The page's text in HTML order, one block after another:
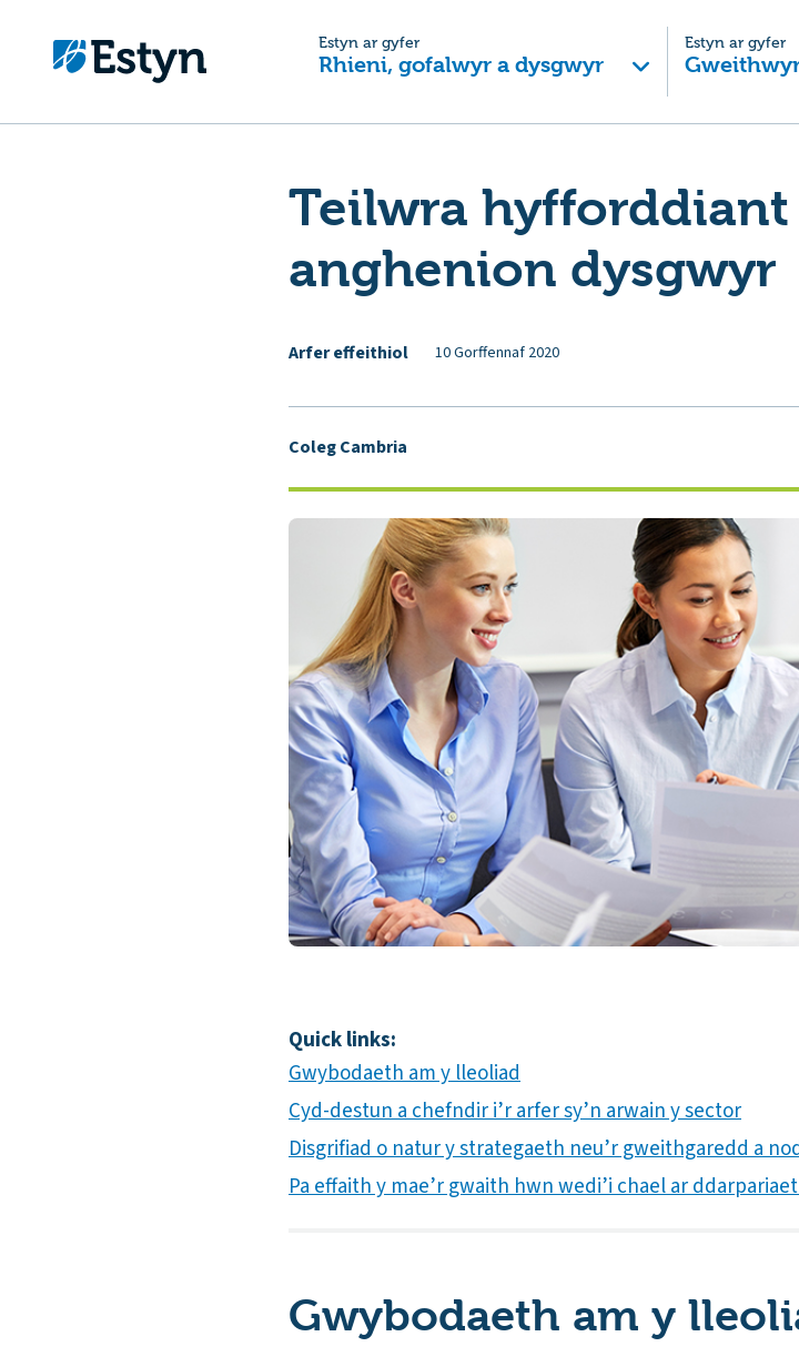
Estyn ar gyfer
Rhieni, gofalwyr a dysgwyr
Estyn ar gyfer
Teilwra
anghenion dysgwyr
Arfer effeithiol 10 Gorffennaf 2020
Coleg Cambria
Quick links:
Gwybodaeth am y lleoliad
Cyd-destun a chefndir i’r arfer sy’n arwain y sector
Disgrifiad o natur y strategaeth neu’r gweithgaredd a
Pa effaith y mae’r gwaith hwn wedi’i chael ar
Gwybodaeth am y